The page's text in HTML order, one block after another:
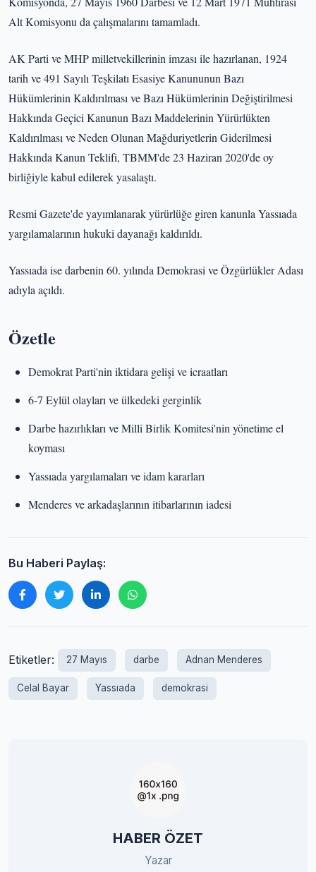
Alt Komisyonu da çalışmalarını tamamladı.
AK Parti ve MHP milletvekillerinin imzası ile hazırlanan, 1924
tarih ve 491 Sayılı Teşkilatı Esasiye Kanununun Bazı
Hükümlerinin Kaldırılması ve Bazı Hükümlerinin Değiştirilmesi
Hakkında Geçici Kanunun Bazı Maddelerinin Yürürlükten
Kaldırılması ve Neden Olunan Mağduriyetlerin Giderilmesi
Hakkında Kanun Teklifi, TBMM'de 23 Haziran 2020'de oy
birliğiyle kabul edilerek yasalaştı.
Resmi Gazete'de yayımlanarak yürürlüğe giren kanunla Yassıada
yargılamalarının hukuki dayanağı kaldırıldı.
Yassıada ise darbenin 60. yılında Demokrasi ve Özgürlükler Adası
adıyla açıldı.
Özetle
Demokrat Parti'nin iktidara gelişi ve icraatları
6-7 Eylül olayları ve ülkedeki gerginlik
Darbe hazırlıkları ve Milli Birlik Komitesi'nin yönetime el
koyması
Yassıada yargılamaları ve idam kararları
Menderes ve arkadaşlarının itibarlarının iadesi
Bu Haberi Paylaş:
Etiketler: 27 Mayıs darbe Adnan Menderes
Celal Bayar Yassıada demokrasi
HABER ÖZET
Yazar